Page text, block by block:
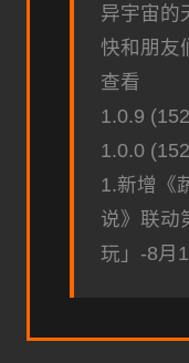
异宇宙的
快和朋友
查看
1.0.9
1.0.0
1.新增《
说》联动
玩」-8月